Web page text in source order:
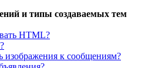
и типы создаваемых тем
HTML?
изображения к сообщениям?